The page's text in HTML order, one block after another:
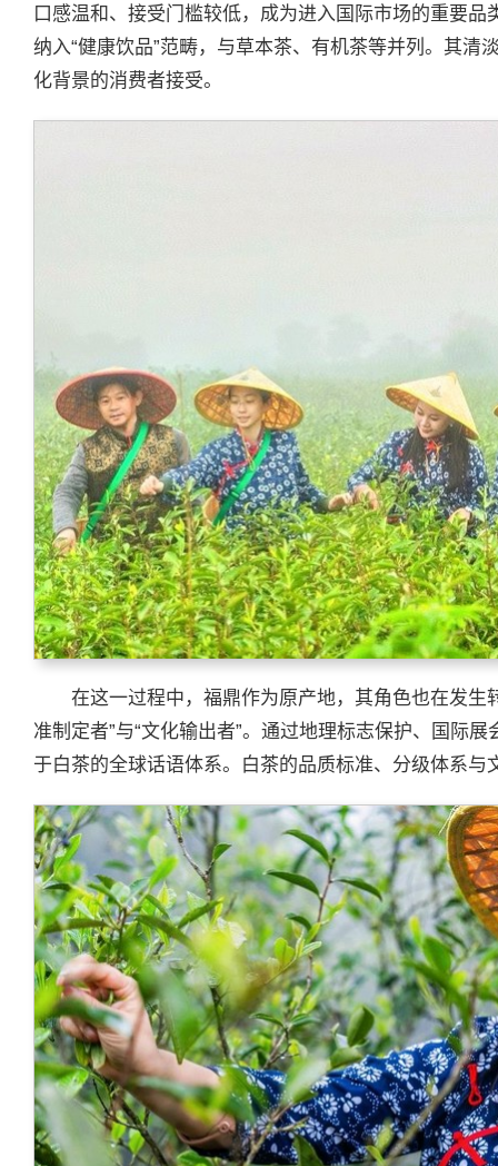
口感温和、接受门槛较低，成为进入国际市场的重要
纳入“健康饮品”范畴，与草本茶、有机茶等并列。其清
化背景的消费者接受。
在这一过程中，福鼎作为原产地，其角色也在发生
准制定者”与“文化输出者”。通过地理标志保护、国际
于白茶的全球话语体系。白茶的品质标准、分级体系